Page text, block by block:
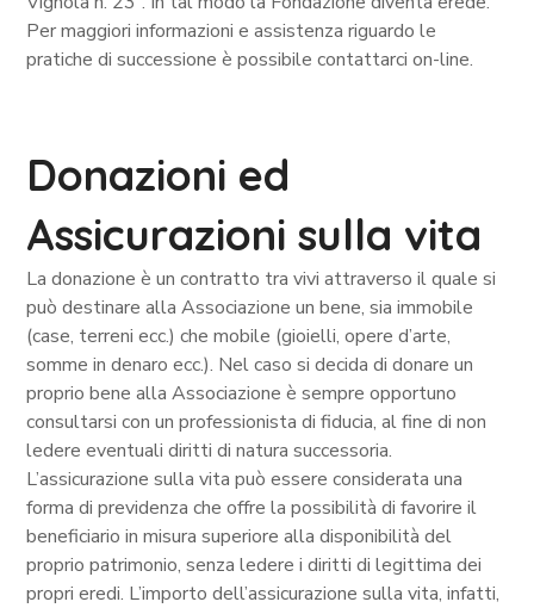
Per maggiori informazioni e assistenza riguardo le
pratiche di successione è possibile contattarci on-line.
Donazioni ed
Assicurazioni sulla vita
La donazione è un contratto tra vivi attraverso il quale si
può destinare alla Associazione un bene, sia immobile
(case, terreni ecc.) che mobile (gioielli, opere d’arte,
somme in denaro ecc.). Nel caso si decida di donare un
proprio bene alla Associazione è sempre opportuno
consultarsi con un professionista di fiducia, al fine di non
ledere eventuali diritti di natura successoria.
L’assicurazione sulla vita può essere considerata una
forma di previdenza che offre la possibilità di favorire il
beneficiario in misura superiore alla disponibilità del
proprio patrimonio, senza ledere i diritti di legittima dei
propri eredi. L’importo dell’assicurazione sulla vita, infatti,